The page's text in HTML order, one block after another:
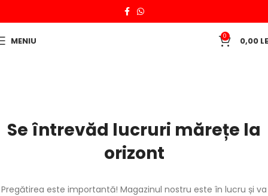
MENIU 0 0,00
Se întrevăd lucruri mărețe la
orizont
Pregătirea este importantă! Magazinul nostru este în lucru și va